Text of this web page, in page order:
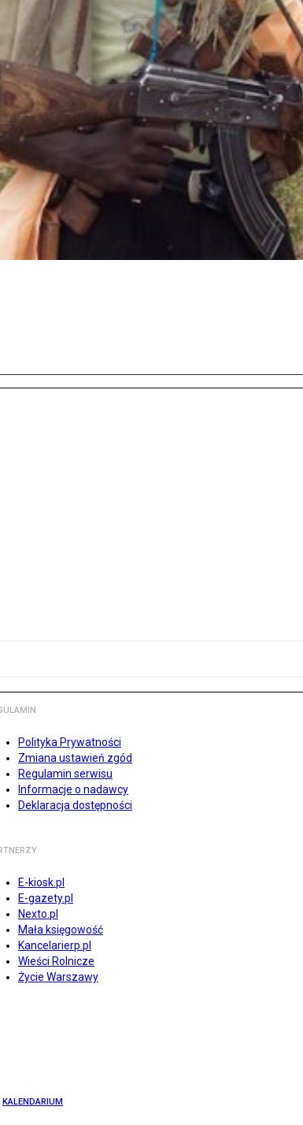
Polityka Prywatności
Zmiana ustawień zgód
Regulamin serwisu
Informacje o nadawcy
Deklaracja dostępności
E-kiosk.pl
E-gazety.pl
Nexto.pl
Mała księgowość
Kancelarierp.pl
Wieści Rolnicze
Życie Warszawy
KALENDARIUM